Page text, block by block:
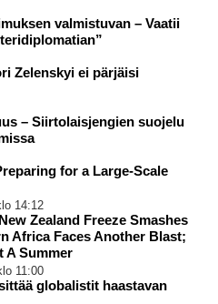
valmistuvan – Vaatii
Zelenskyi ei pärjäisi
– Siirtolaisjengien suojelu
for a Large-Scale
14:12
Zealand Freeze Smashes
Africa Faces Another Blast;
A Summer
11:00
globalistit haastavan